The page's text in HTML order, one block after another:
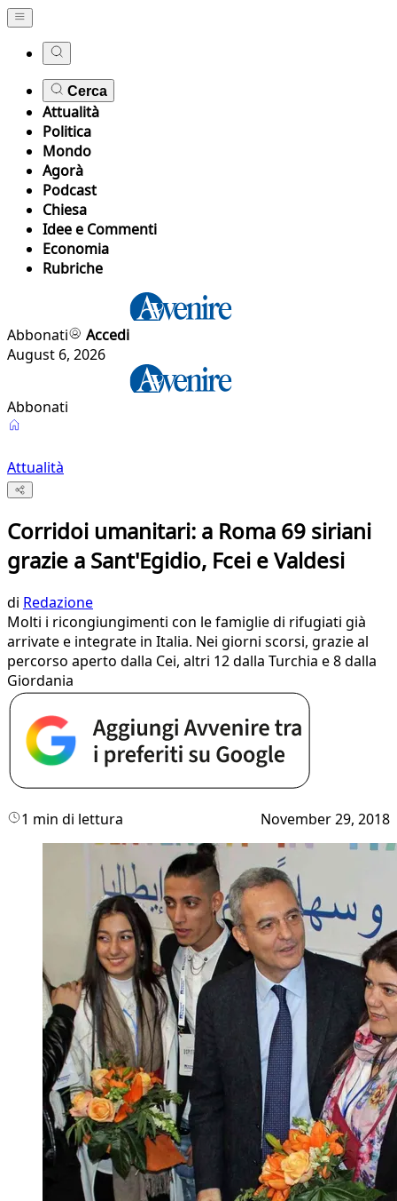
Cerca
Attualità
Politica
Mondo
Agorà
Podcast
Chiesa
Idee e Commenti
Economia
Rubriche
Abbonati
Accedi
August 6, 2026
Abbonati
Attualità
Corridoi umanitari: a Roma 69 siriani
grazie a Sant'Egidio, Fcei e Valdesi
di Redazione
Molti i ricongiungimenti con le famiglie di rifugiati già
arrivate e integrate in Italia. Nei giorni scorsi, grazie al
percorso aperto dalla Cei, altri 12 dalla Turchia e 8 dalla
Giordania
1 min di lettura November 29, 2018